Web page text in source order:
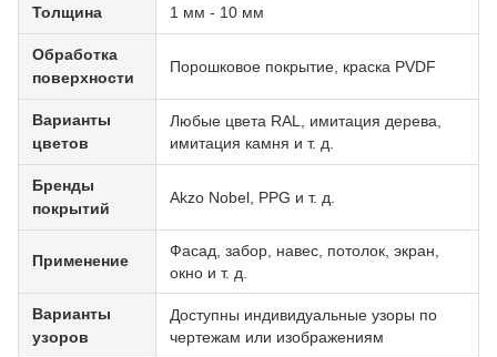
Толщина 1 мм - 10 мм
Обработка
поверхности
Порошковое покрытие, краска PVDF
Варианты
цветов
Любые цвета RAL, имитация дерева,
имитация камня и т. д.
Бренды
покрытий
Akzo Nobel, PPG и т. д.
Применение
Фасад, забор, навес, потолок, экран,
окно и т. д.
Варианты
узоров
Доступны индивидуальные узоры по
чертежам или изображениям